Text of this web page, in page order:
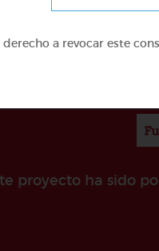
proyecto ha sido
derecho a revocar este